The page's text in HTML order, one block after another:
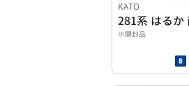
KATO
※開封品